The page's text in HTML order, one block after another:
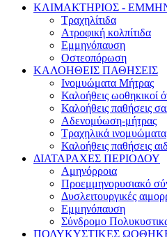
ΚΛΙΜΑΚΤΗΡΙΟΣ -
Τραχηλίτιδα
Ατροφική κολπίτιδα
Εμμηνόπαυση
Οστεοπόρωση
ΚΑΛΟΗΘΕΙΣ ΠΑΘΗΣΕΙΣ
Ινομυώματα Μήτρας
Καλοήθεις ωοθηκικοί
Καλοήθεις παθήσεις
Αδενομύωση-μήτρας
Τραχηλικά ινομυώματα
Καλοήθεις παθήσεις
ΔΙΑΤΑΡΑΧΕΣ ΠΕΡΙΟΔΟΥ
Αμηνόρροια
Προεμμηνορυσιακό
Δυσλειτουργικές
Εμμηνόπαυση
Σύνδρομο
ΠΟΛΥΚΥΣΤΙΚΕΣ